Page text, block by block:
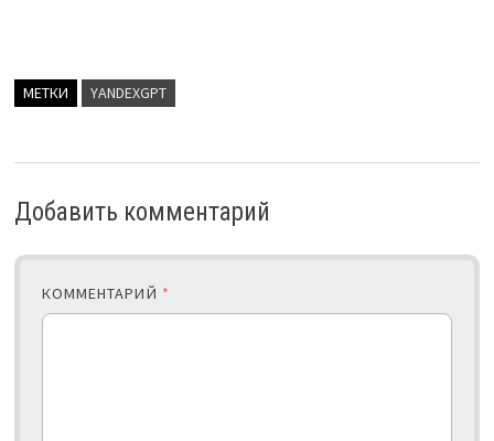
МЕТКИ YANDEXGPT
Добавить комментарий
КОММЕНТАРИЙ *